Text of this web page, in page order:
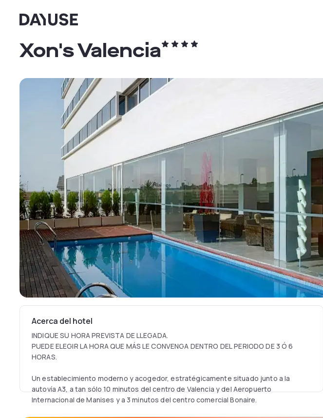
Dayuse
Xon's Valencia
Acerca del hotel
INDIQUE SU HORA PREVISTA DE LLEGADA.
PUEDE ELEGIR LA HORA QUE MÁS LE CONVENGA DENTRO DEL PERIODO DE 3 Ó 6
HORAS.
Un establecimiento moderno y acogedor, estratégicamente situado junto a la
autovía A3, a tan sólo 10 minutos del centro de Valencia y del Aeropuerto
Internacional de Manises y a 3 minutos del centro comercial Bonaire.